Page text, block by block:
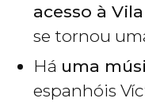
acesso à
se tornou
Há uma
espanhóis